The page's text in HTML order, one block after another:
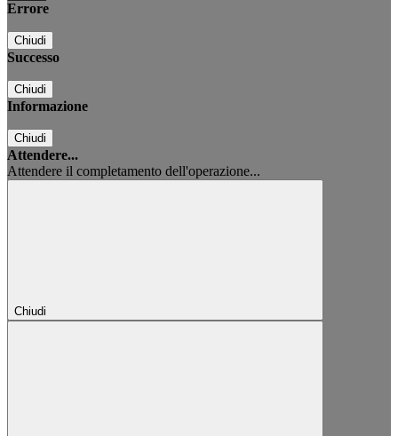
Errore
Chiudi
Successo
Chiudi
Informazione
Chiudi
Attendere...
Attendere il completamento dell'operazione...
Chiudi